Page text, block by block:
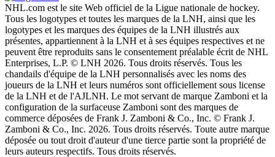
NHL.com est le site Web officiel de la Ligue nationale de hockey.
Tous les logotypes et toutes les marques de la LNH, ainsi que les
logotypes et les marques des équipes de la LNH illustrés aux
présentes, appartiennent à la LNH et à ses équipes respectives et ne
peuvent être reproduits sans le consentement préalable écrit de NHL
Enterprises, L.P. © LNH 2026. Tous droits réservés. Tous les
chandails d'équipe de la LNH personnalisés avec les noms des
joueurs de la LNH et leurs numéros sont officiellement sous license
de la LNH et de l'AJLNH. Le mot servant de marque Zamboni et la
configuration de la surfaceuse Zamboni sont des marques de
commerce déposées de Frank J. Zamboni & Co., Inc. © Frank J.
Zamboni & Co., Inc. 2026. Tous droits réservés. Toute autre marque
déposée ou tout droit d'auteur d'une tierce partie sont la propriété de
leurs auteurs respectifs. Tous droits réservés.